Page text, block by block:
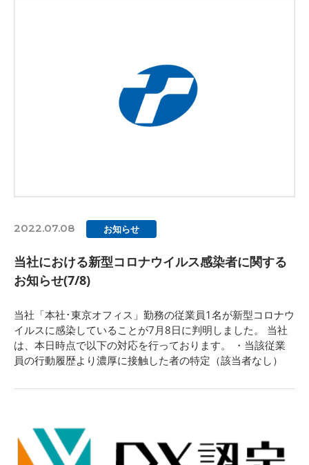
2022.07.08 お知らせ
当社における新型コロナウイルス感染者に関する
お知らせ(7/8)
当社「本社･東京オフィス」勤務の従業員1名が新型コロナウ
イルスに感染していることが7月8日に判明しました。 当社
は、本日時点で以下の対応を行っております。 ・当該従業
員の行動履歴より濃厚に接触した者の特定（該当者なし）